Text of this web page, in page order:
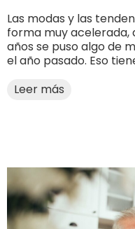
Las modas y las
forma muy acelerada,
años se puso algo de
el año pasado. Eso
Leer más